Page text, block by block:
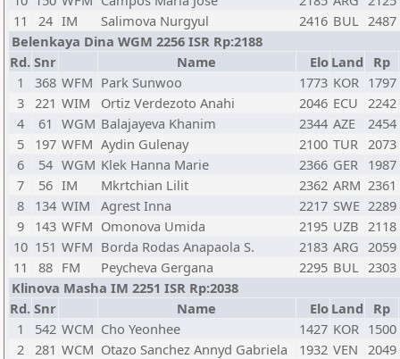
11
24 IM Salimova Nurgyul 2416 BUL 2487
Belenkaya Dina WGM 2256 ISR Rp:2188
Rd. Snr Name Elo Land
Rp
1
368 WFM Park Sunwoo 1773 KOR 1797
3 221 WIM Ortiz Verdezoto Anahi 2046 ECU 2242
4
61 WGM Balajayeva Khanim 2344 AZE
2454
5
197 WFM Aydin Gulenay 2100 TUR 2073
6
54 WGM Klek Hanna Marie 2366 GER 1987
7
56 IM Mkrtchian Lilit 2362 ARM 2361
8
134 WIM Agrest Inna 2217 SWE 2289
9
143 WFM Omonova Umida 2195 UZB 2118
10 151 WFM Borda Rodas Anapaola S. 2183 ARG 2059
11
88 FM Peycheva Gergana 2295 BUL 2303
Klinova Masha IM 2251 ISR Rp:2038
Rd. Snr Name Elo Land
Rp
1
542 WCM Cho Yeonhee 1427 KOR 1500
2 281 WCM Otazo Sanchez Annyd Gabriela 1932 VEN 2049